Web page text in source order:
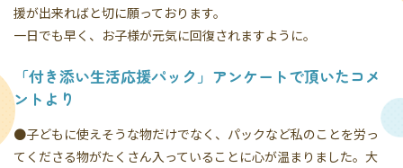
援が出来ればと切に願っております。
一日でも早く、お子様が元気に回復されますように。
「付き添い生活応援パック」アンケートで頂いたコメ
ントより
●子どもに使えそうな物だけでなく、パックなど私のことを労っ
てくださる物がたくさん入っていることに心が温まりました。大